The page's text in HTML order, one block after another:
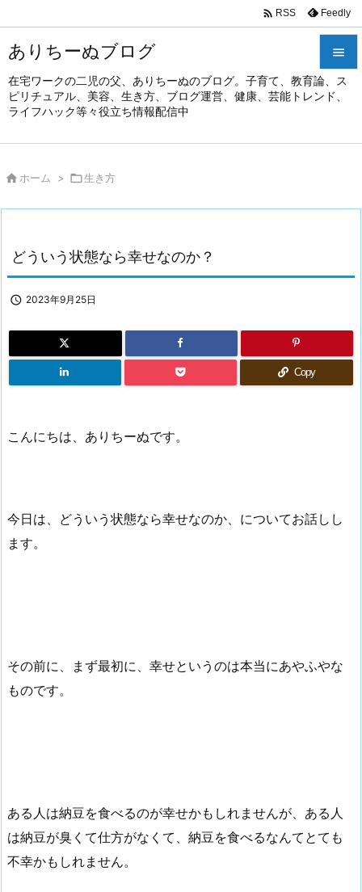
ありちーぬブログ
在宅ワークの二児の父、ありちーぬのブログ。子育て、教育論、ス
ピリチュアル、美容、生き方、ブログ運営、健康、芸能トレンド、
ライフハック等々役立ち情報配信中


メニュ
前へ

 RSS Feedly
 ホーム > 生き方
どういう状態なら幸せなのか？
 2023年9月25日
Copy
こんにちは、ありちーぬです。
今日は、どういう状態なら幸せなのか、についてお話しし
ます。
その前に、まず最初に、幸せというのは本当にあやふやな
ものです。
ある人は納豆を食べるのが幸せかもしれませんが、ある人
は納豆が臭くて仕方がなくて、納豆を食べるなんてとても
不幸かもしれません。